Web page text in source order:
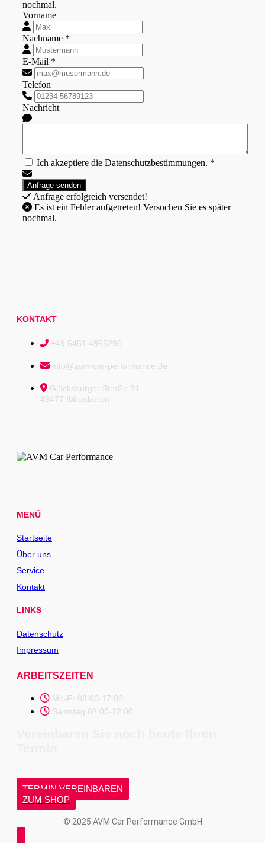
nochmal.
Vorname
Nachname *
E-Mail *
Telefon
Nachricht
Ich akzeptiere die Datenschutzbestimmungen. *
Anfrage erfolgreich versendet!
nochmal.
KONTAKT
+49 5451 4995296
info@avm-car-performance.de
Glücksburger Straße 31
49477 Ibbenbüren
MENÜ
Startseite
Über uns
Service
Kontakt
LINKS
Datenschutz
Impressum
ARBEITSZEITEN
Mo-Fr 08:00-17:00
Samstag 08:00-12:00
TERMIN VEREINBAREN
ZUM SHOP
© 2025 AVM Car Performance GmbH